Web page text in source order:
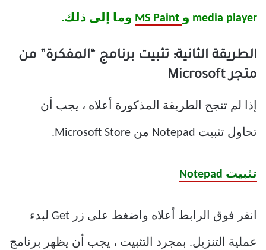
media player و وما إلى ذلك.
الطريقة الثانية: تثبيت برنامج “المفكرة” من
متجر Microsoft
إذا لم تنجح الطريقة المذكورة أعلاه ، يجب أن
تحاول تثبيت Notepad من Microsoft Store.
تثبيت Notepad
انقر فوق الرابط أعلاه واضغط على زر Get لبدء
عملية التنزيل. بمجرد التثبيت ، يجب أن يظهر برنامج